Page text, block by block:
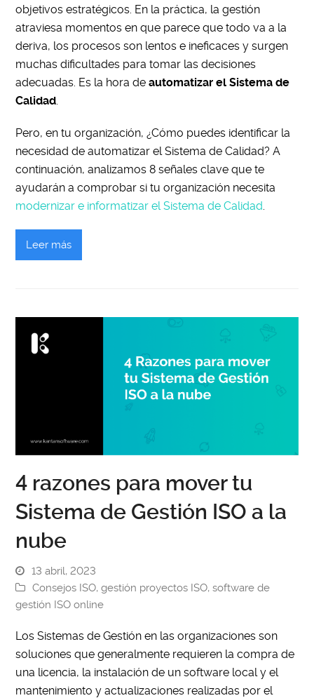
objetivos estratégicos. En la práctica, la gestión
atraviesa momentos en que parece que todo va a la
deriva, los procesos son lentos e ineficaces y surgen
muchas dificultades para tomar las decisiones
adecuadas. Es la hora deautomatizar el Sistema de
Calidad
Pero, en tu organización, ¿Cómo puedes identificar la
necesidad de automatizar el Sistema de Calidad? A
continuación, analizamos 8 señales clave que te
ayudarán a comprobar si tu organización necesita
modernizar e informatizar el Sistema de Calidad
Leer más
4 razones para mover tu
Sistema de Gestión ISO a la
nube
13 abril, 2023
Consejos ISO,gestión proyectos ISO,software de
gestión ISO online
Los Sistemas de Gestión en las organizaciones son
soluciones que generalmente requieren la compra de
una licencia, la instalación de un software local y el
mantenimiento y actualizaciones realizadas por el